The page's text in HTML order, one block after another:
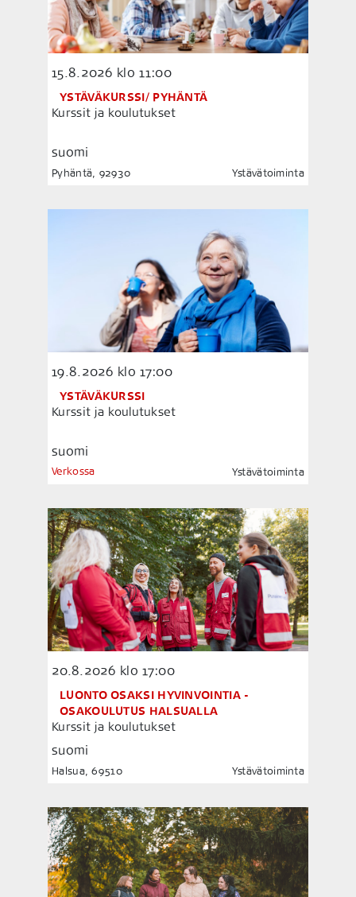
15.8.2026 klo 11:00
YSTÄVÄKURSSI/ PYHÄNTÄ
Kurssit ja koulutukset
suomi
Pyhäntä, 92930 Ystävätoiminta
19.8.2026 klo 17:00
YSTÄVÄKURSSI
Kurssit ja koulutukset
suomi
Verkossa Ystävätoiminta
20.8.2026 klo 17:00
LUONTO OSAKSI HYVINVOINTIA -
OSAKOULUTUS HALSUALLA
Kurssit ja koulutukset
suomi
Halsua, 69510 Ystävätoiminta